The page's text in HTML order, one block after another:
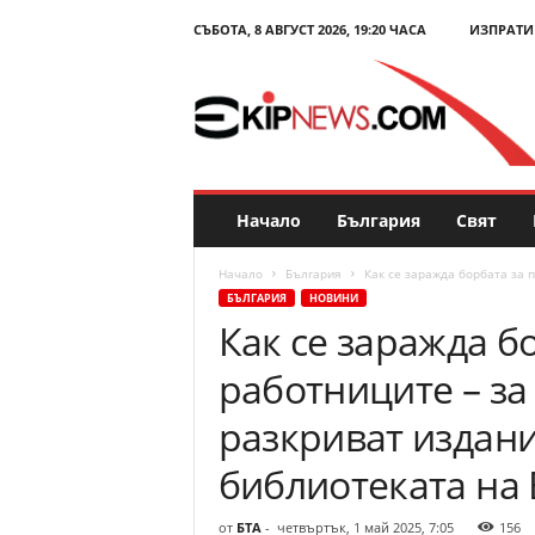
СЪБОТА, 8 АВГУСТ 2026, 19:20 ЧАСА
E
p
N
Начало България Свят
Начало България Как се заражда борбата за
БЪЛГАРИЯ НОВИНИ
Как се заражда
работниците –
разкриват
библиотеката на
от БТА- четвъртък, 1 май 2025, 7:05 156